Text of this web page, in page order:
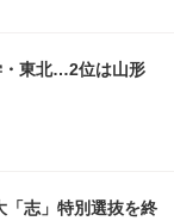
・東北…2位は山形
「志」特別選抜を終